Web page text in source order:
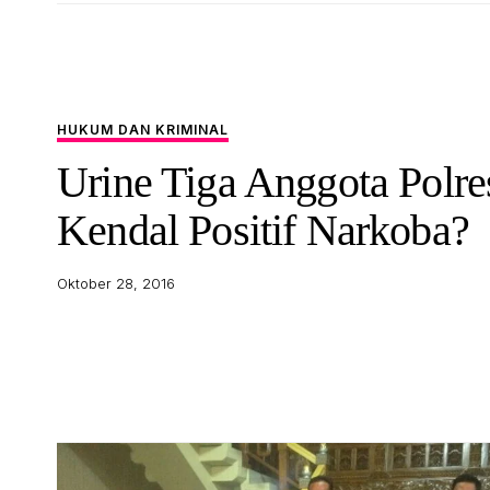
HUKUM DAN KRIMINAL
Urine Tiga Anggota
Kendal Positif Narkoba?
Oktober 28, 2016